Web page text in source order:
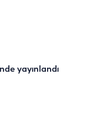
yayınlandı